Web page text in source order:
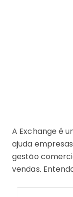
A Exchange é
ajuda
gestão
vendas.